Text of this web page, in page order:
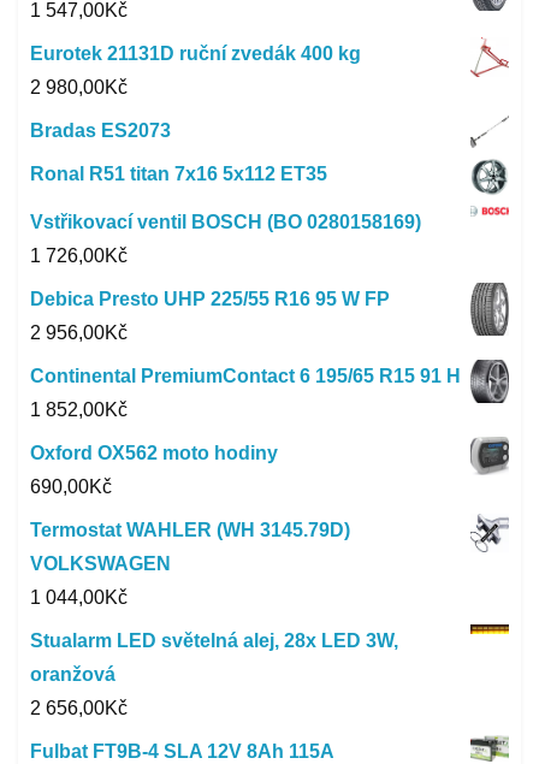
1 547,00Kč
Eurotek 21131D ruční zvedák 400 kg
2 980,00Kč
Bradas ES2073
Ronal R51 titan 7x16 5x112 ET35
Vstřikovací ventil BOSCH (BO 0280158169)
1 726,00Kč
Debica Presto UHP 225/55 R16 95 W FP
2 956,00Kč
Continental PremiumContact 6 195/65 R15 91 H
1 852,00Kč
Oxford OX562 moto hodiny
690,00Kč
Termostat WAHLER (WH 3145.79D)
VOLKSWAGEN
1 044,00Kč
Stualarm LED světelná alej, 28x LED 3W,
oranžová
2 656,00Kč
Fulbat FT9B-4 SLA 12V 8Ah 115A